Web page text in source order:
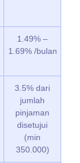
1.49% –
1.69% /bulan
3.5% dari
jumlah
pinjaman
disetujui
(min
350.000)